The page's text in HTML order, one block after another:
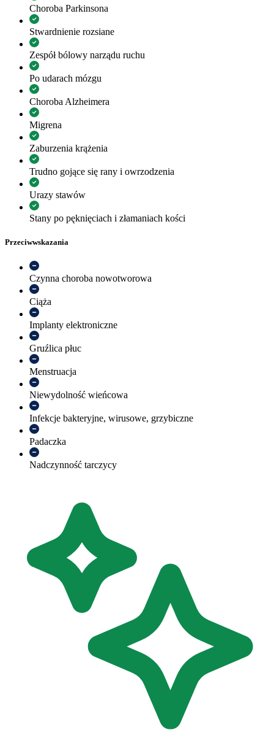
Choroba Parkinsona
Stwardnienie rozsiane
Zespół bólowy narządu ruchu
Po udarach mózgu
Choroba Alzheimera
Migrena
Zaburzenia krążenia
Trudno gojące się rany i owrzodzenia
Urazy stawów
Stany po pęknięciach i złamaniach kości
Przeciwwskazania
Czynna choroba nowotworowa
Ciąża
Implanty elektroniczne
Gruźlica płuc
Menstruacja
Niewydolność wieńcowa
Infekcje bakteryjne, wirusowe, grzybiczne
Padaczka
Nadczynność tarczycy